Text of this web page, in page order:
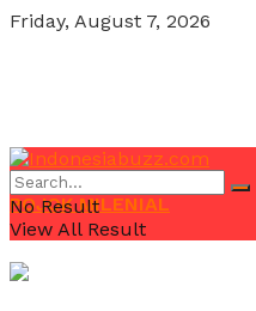
Friday, August 7, 2026
POJOK MILENIAL
No Result
View All Result